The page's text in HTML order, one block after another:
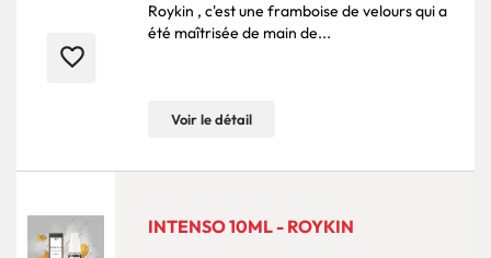
favorite_border
Roykin , c'est une framboise de velours qui a
été maîtrisée de main de...
Voir le détail
INTENSO 10ML - ROYKIN